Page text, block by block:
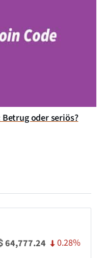
oder seriös?
64,777.24 0.28%